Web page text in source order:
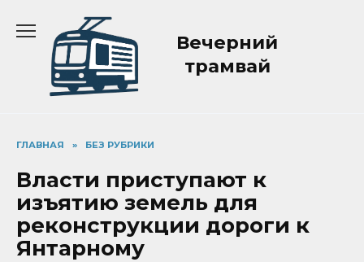
содержанию
Вечерний
трамвай
ГЛАВНАЯ » БЕЗ РУБРИКИ
Власти приступают к
изъятию земель для
реконструкции дороги к
Янтарному